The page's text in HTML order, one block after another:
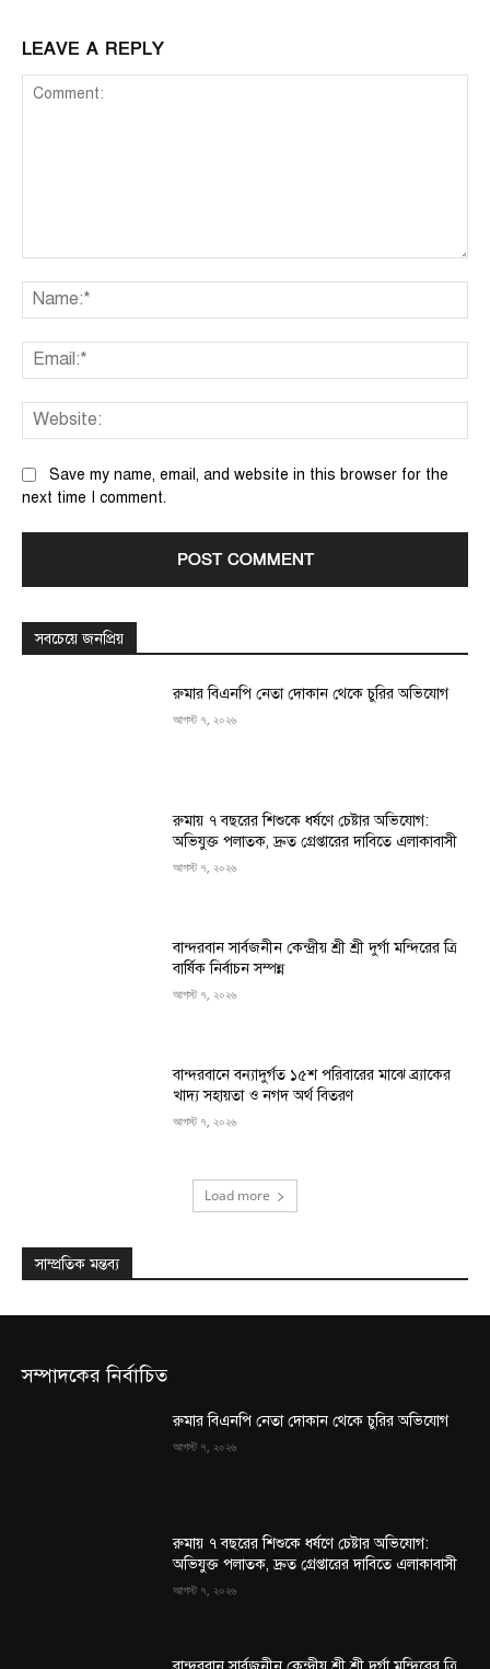
LEAVE A REPLY
Save my name, email, and website in this browser for the
next time I comment.
সবচেয়ে জনপ্রিয়
রুমার বিএনপি নেতা দোকান থেকে চুরির অভিযোগ
আগস্ট ৭, ২০২৬
রুমায় ৭ বছরের শিশুকে ধর্ষণে চেষ্টার অভিযোগ:
অভিযুক্ত পলাতক, দ্রুত গ্রেপ্তারের দাবিতে এলাকাবাসী
আগস্ট ৭, ২০২৬
বান্দরবান সার্বজনীন কেন্দ্রীয় শ্রী শ্রী দুর্গা মন্দিরের ত্রি
বার্ষিক নির্বাচন সম্পন্ন
আগস্ট ৭, ২০২৬
বান্দরবানে বন্যাদুর্গত ১৫শ পরিবারের মাঝে ব্র্যাকের
খাদ্য সহায়তা ও নগদ অর্থ বিতরণ
আগস্ট ৭, ২০২৬
Load more
সাম্প্রতিক মন্তব্য
সম্পাদকের নির্বাচিত
রুমার বিএনপি নেতা দোকান থেকে চুরির অভিযোগ
আগস্ট ৭, ২০২৬
রুমায় ৭ বছরের শিশুকে ধর্ষণে চেষ্টার অভিযোগ:
অভিযুক্ত পলাতক, দ্রুত গ্রেপ্তারের দাবিতে এলাকাবাসী
আগস্ট ৭, ২০২৬